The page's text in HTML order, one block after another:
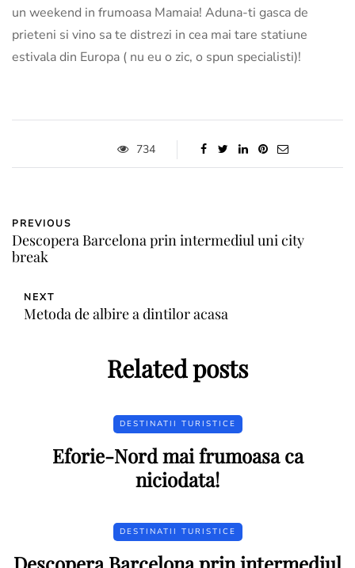
un weekend in frumoasa Mamaia! Aduna-ti gasca de
prieteni si vino sa te distrezi in cea mai tare statiune
estivala din Europa ( nu eu o zic, o spun specialisti)!
734
PREVIOUS
Descopera Barcelona prin intermediul uni city
break
NEXT
Metoda de albire a dintilor acasa
Related posts
DESTINATII TURISTICE
Eforie-Nord mai frumoasa ca
niciodata!
DESTINATII TURISTICE